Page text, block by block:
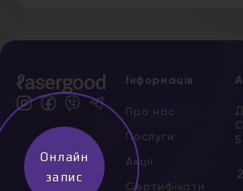
Інформація
Про нас
Послуги
Акції
Сертифікати
5
Онлайн
запис